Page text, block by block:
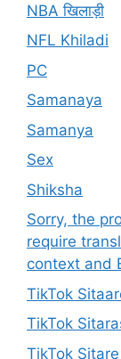
NBA खिलाड़ी
NFL Khiladi
PC
Samanaya
Samanya
Sex
Shiksha
Sorry, the
require
context and
TikTok
TikTok
TikTok Sitare